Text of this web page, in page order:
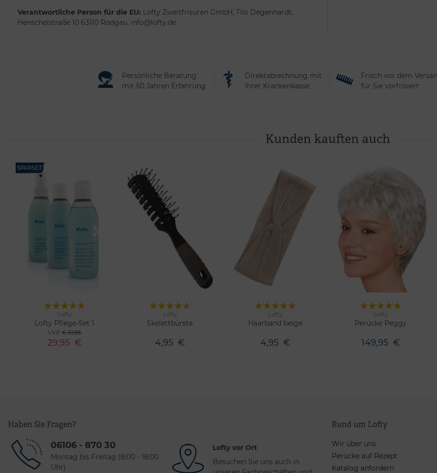
Verantwortliche Person für die EU: Lofty Zweitfrisuren GmbH, Tilo Degenhardt,
Henschelstraße 10 63110 Rodgau, info@lofty.de
Persönliche Beratung
mit 50 Jahren Erfahrung
Direktabrechnung mit
Ihrer Krankenkasse
Frisch vor dem
für Sie vorfrisiert
Kunden kauften auch
Merken
Lofty
Lofty Pflege-Set 1
UVP € 32,85
29,95 €
Merken
Lofty
Skelettbürste
4,95 €
Merken
Lofty
Haarband beige
4,95 €
Lofty
Perücke Peggy
149,95 €
Haben Sie Fragen?
06106 - 870 30
Montag bis Freitag (8:00 - 18:00
Uhr)
Lofty vor Ort
Besuchen Sie uns auch in
Rund um Lofty
Wir über uns
Perücke auf Rezept
Katalog anfordern